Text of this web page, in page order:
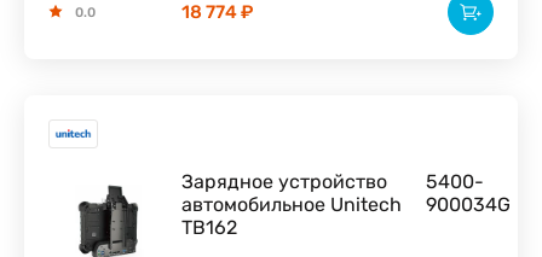
18 774 ₽
0.0
Зарядное устройство
автомобильное Unitech
TB162
5400-
900034G